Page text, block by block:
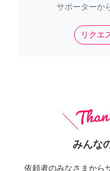
サポーターか
リクエ
みんな
依頼者のみなさまから